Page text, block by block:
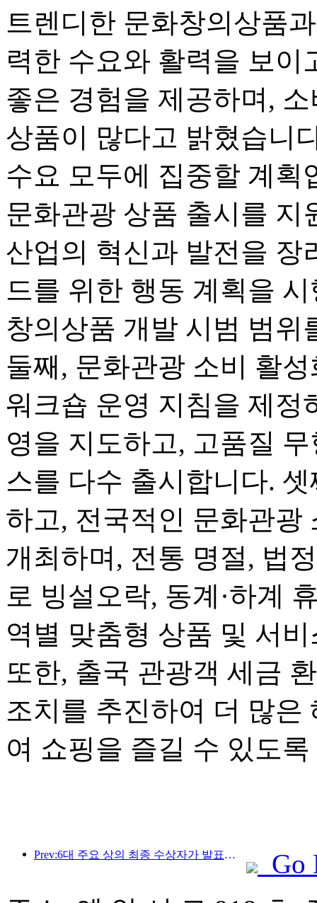
트렌디한 문화창의상품
력한 수요와 활력을 보이
좋은 경험을 제공하며,
상품이 많다고 밝혔습니
수요 모두에 집중할 계획
문화관광 상품 출시를 지
산업의 혁신과 발전을 장
드를 위한 행동 계획을
창의상품 개발 시범 범위
둘째, 문화관광 소비 활
워크숍 운영 지침을 제정
영을 지도하고, 고품질
스를 다수 출시합니다.
하고, 전국적인 문화관광
개최하며, 전통 명절, 법
로 빙설오락, 동계·하계
역별 맞춤형 상품 및 서
또한, 출국 관광객 세금
조치를 추진하여 더 많은
여 쇼핑을 즐길 수 있도
Prev:6대 주요 상의 최종 수상자가 발표되었으며, 매년 100개가 넘는 호텔과 회사가 상을 수상합니다!
Go